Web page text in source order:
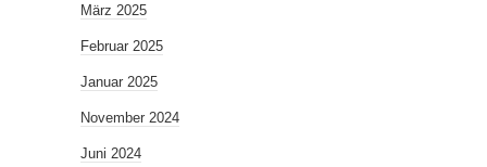
März 2025
Februar 2025
Januar 2025
November 2024
Juni 2024